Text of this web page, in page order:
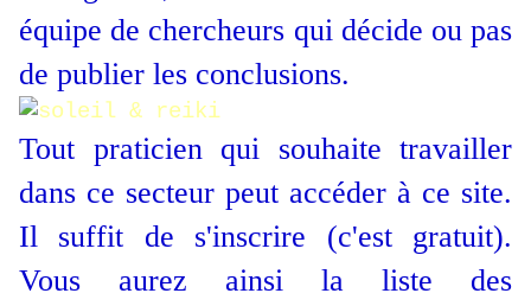
équipe de chercheurs qui décide ou pas
de publier les conclusions.
Tout praticien qui souhaite travailler
dans ce secteur peut accéder à ce site.
Il suffit de s'inscrire (c'est gratuit).
Vous aurez ainsi la liste des